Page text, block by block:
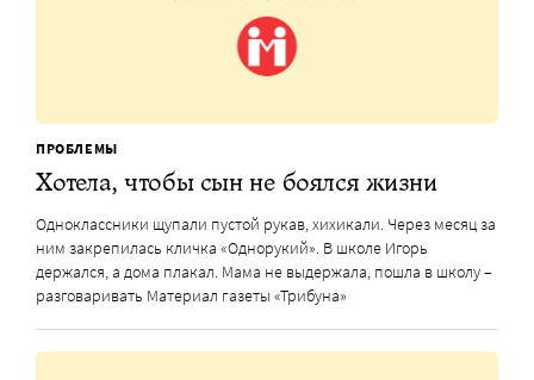
ПРОБЛЕМЫ
Хотела, чтобы сын не боялся жизни
Одноклассники щупали пустой рукав, хихикали. Через месяц за
ним закрепилась кличка «Однорукий». В школе Игорь
держался, а дома плакал. Мама не выдержала, пошла в школу –
разговаривать Материал газеты «Трибуна»